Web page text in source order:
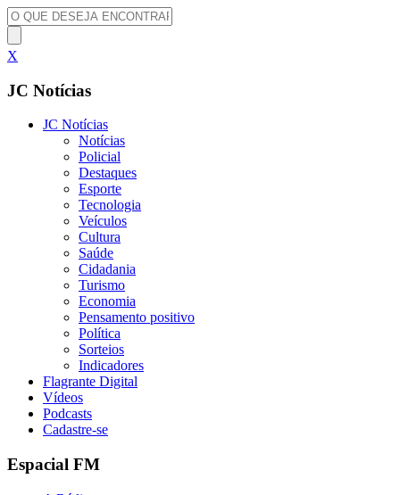
X
JC Notícias
JC Notícias
Notícias
Policial
Destaques
Esporte
Tecnologia
Veículos
Cultura
Saúde
Cidadania
Turismo
Economia
Pensamento positivo
Política
Sorteios
Indicadores
Flagrante Digital
Vídeos
Podcasts
Cadastre-se
Espacial FM